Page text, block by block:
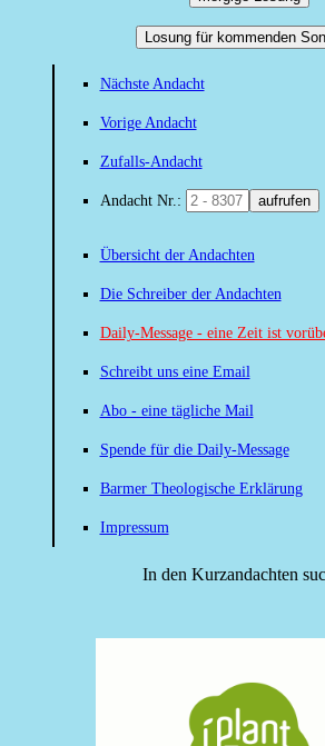
Losung für kommenden
Nächste Andacht
Vorige Andacht
Zufalls-Andacht
Andacht Nr.: aufrufen
Übersicht der Andachten
Die Schreiber der Andachten
Daily-Message - eine Zeit ist
Schreibt uns eine Email
Abo - eine tägliche Mail
Spende für die Daily-Message
Barmer Theologische Erklärung
Impressum
In den Kurzandachten